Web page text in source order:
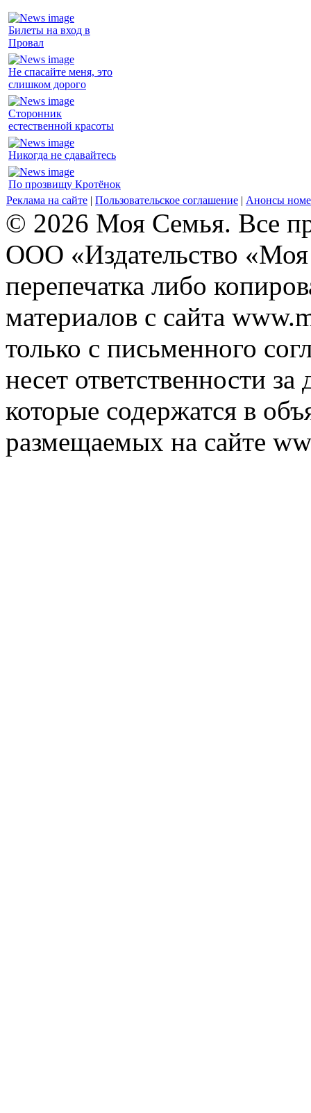
Билеты на вход в
Провал
Не спасайте меня, это
слишком дорого
Сторонник
естественной красоты
Никогда не сдавайтесь
По прозвищу Кротёнок
Реклама на сайте | Пользовательское соглашение | Анонсы
© 2026 Моя Семья. Все
ООО «Издательство
перепечатка либо
материалов с сайта
только с письменного
несет ответственности
которые содержатся в
размещаемых на сайте